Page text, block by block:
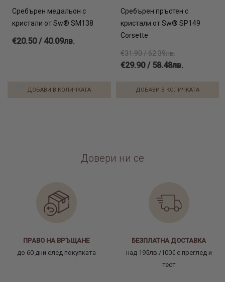
Сребърен медальон с
кристали от Sw® SM138
€20.50 / 40.09лв.
ДОБАВИ В КОЛИЧКАТА
Сребърен пръстен с
кристали от Sw® SP149
Corsette
€31.90 / 62.39лв.
€29.90 / 58.48лв.
ДОБАВИ В КОЛИЧКАТА
Довери ни се
ПРАВО НА ВРЪЩАНЕ
до 60 дни след покупката
БЕЗПЛАТНА ДОСТАВКА
над 195лв./100€ с преглед и
тест